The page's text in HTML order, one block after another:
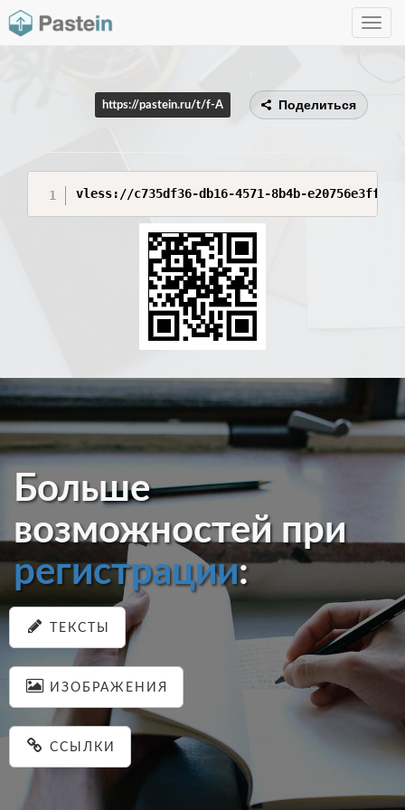
Toggle
https://pastein.ru/t/f-A Поделиться
vless://c735df36-db16-4571-8b4b-
Больше
возможностей при
регистрации:
ТЕКСТЫ
ИЗОБРАЖЕНИЯ
ССЫЛКИ